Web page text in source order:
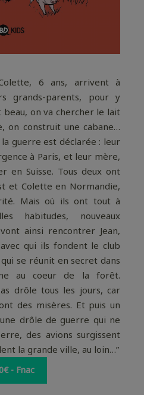
6 ans, arrivent à
grands-parents, pour y
beau, on va chercher le lait
on construit une cabane…
guerre est déclarée : leur
à Paris, et leur mère,
en Suisse. Tous deux ont
et Colette en Normandie,
Mais où ils ont tout à
habitudes, nouveaux
ainsi rencontrer Jean,
qui ils fondent le club
se réunit en secret dans
au coeur de la forêt.
drôle tous les jours, car
des misères. Et puis un
drôle de guerre qui ne
des avions surgissent
la grande ville, au loin…”
- Fnac